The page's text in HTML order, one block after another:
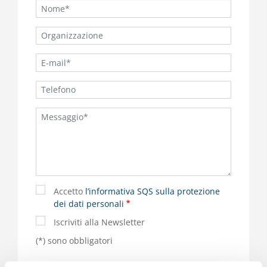
Accetto l’informativa SQS sulla protezione
dei dati personali
Iscriviti alla Newsletter
(*) sono obbligatori